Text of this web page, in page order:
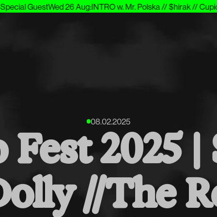
GuestWed 26 Aug:INTRO w. Mr. Polska // $hirak //
08.02.2025
2025 |
//The